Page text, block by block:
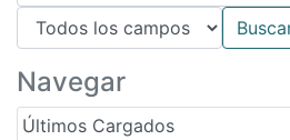
Navegar
Últimos Cargados